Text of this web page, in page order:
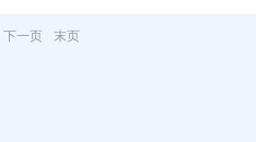
下一页 末页